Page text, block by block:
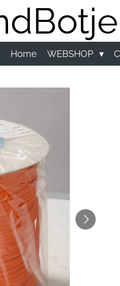
Home WEBSHOP